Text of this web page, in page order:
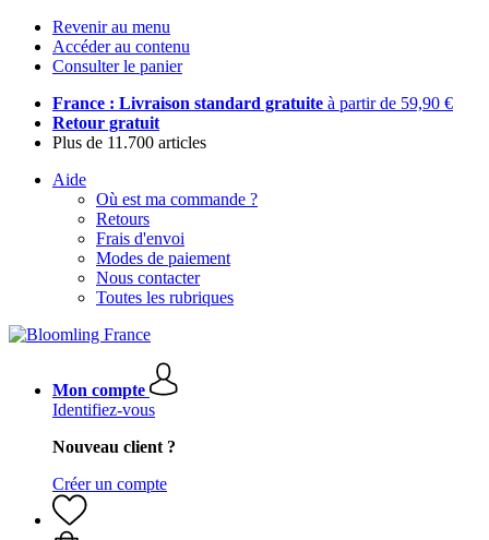
Revenir au menu
Accéder au contenu
Consulter le panier
France : Livraison standard gratuite à partir de 59,90 €
Retour gratuit
Plus de 11.700 articles
Aide
Où est ma commande ?
Retours
Frais d'envoi
Modes de paiement
Nous contacter
Toutes les rubriques
Mon compte
Identifiez-vous
Nouveau client ?
Créer un compte